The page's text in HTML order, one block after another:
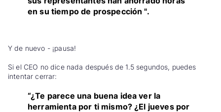
en su tiempo de prospección ".
Y de nuevo - ¡pausa!
Si el CEO no dice nada después de 1.5 segundos, puedes
intentar cerrar:
“¿Te parece una buena idea ver la
herramienta por ti mismo? ¿El jueves por